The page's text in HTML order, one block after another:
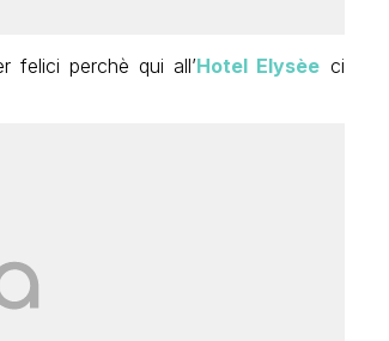
felici perchè qui all’Hotel Elysèe ci